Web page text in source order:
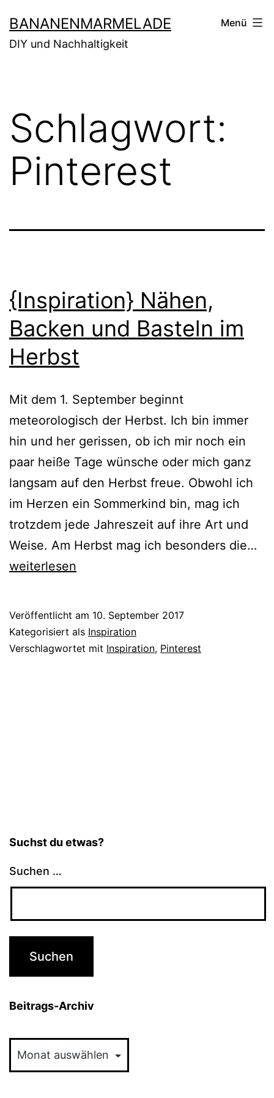
Inhalt
springen
BANANENMARMELADE
DIY und Nachhaltigkeit
Menü
Schlagwort:
Pinterest
{Inspiration} Nähen,
Backen und Basteln im
Herbst
Mit dem 1. September beginnt
meteorologisch der Herbst. Ich bin immer
hin und her gerissen, ob ich mir noch ein
paar heiße Tage wünsche oder mich ganz
langsam auf den Herbst freue. Obwohl ich
im Herzen ein Sommerkind bin, mag ich
trotzdem jede Jahreszeit auf ihre Art und
Weise. Am Herbst mag ich besonders die…
weiterlesen
Veröffentlicht am 10. September 2017
Kategorisiert als Inspiration
Verschlagwortet mit Inspiration, Pinterest
Suchst du etwas?
Suchen …
Beitrags-Archiv
Archiv